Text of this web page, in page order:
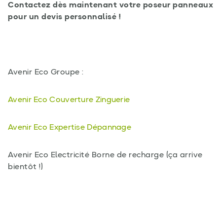
Contactez dès maintenant votre poseur panneaux
pour un devis personnalisé !
Avenir Eco Groupe :
Avenir Eco Couverture Zinguerie
Avenir Eco Expertise Dépannage
Avenir Eco Electricité Borne de recharge (ça arrive
bientôt !)